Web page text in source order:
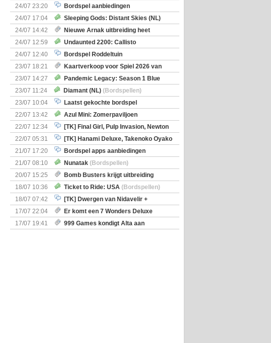
Uitbreiding: Wyrd Encounters(Bordspellen)
24/07 23:20
Bordspel aanbiedingen
24/07 17:04
Sleeping Gods: Distant Skies (NL)
(Bordspellen)
24/07 14:42
Nieuwe Arnak uitbreiding heet
Surprise Shipments
24/07 12:59
Undaunted 2200: Callisto
(Bordspellen)
24/07 12:40
Bordspel Roddeltuin
23/07 18:21
Kaartverkoop voor Spiel 2026 van
start
23/07 14:27
Pandemic Legacy: Season 1 Blue
(Bordspellen)
23/07 11:24 Diamant (NL) (Bordspellen)
23/07 10:04
Laatst gekochte bordspel
22/07 13:42
Azul Mini: Zomerpaviljoen
(Bordspellen)
22/07 12:34
[TK] Final Girl, Pulp Invasion, Newton
& Great Discoveries
22/07 05:31
[TK] Hanami Deluxe, Takenoko Oyako
bigbox
21/07 17:20
Bordspel apps aanbiedingen
21/07 08:10
Nunatak (Bordspellen)
20/07 15:25
Bomb Busters krijgt uitbreiding
genaamd Pro Kit
18/07 10:36 Ticket to Ride: USA (Bordspellen)
18/07 07:42
[TK] Dwergen van Nidavelir +
Sherlock Holmes Consulting Detective
17/07 22:04
Er komt een 7 Wonders Deluxe
Monsterbox
17/07 19:41 999 Games kondigt Alta aan